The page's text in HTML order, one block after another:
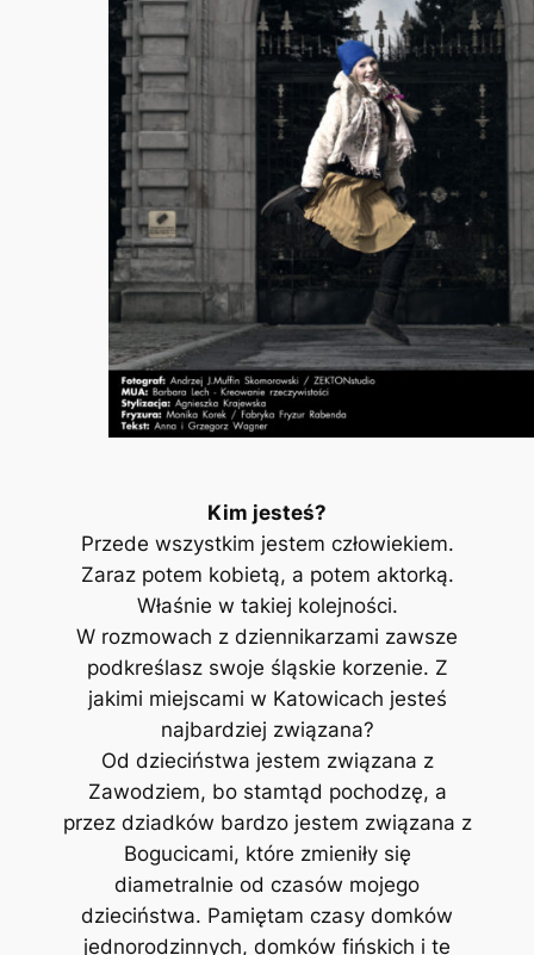
Kim jesteś?
Przede wszystkim jestem człowiekiem.
Zaraz potem kobietą, a potem aktorką.
Właśnie w takiej kolejności.
W rozmowach z dziennikarzami zawsze
podkreślasz swoje śląskie korzenie. Z
jakimi miejscami w Katowicach jesteś
najbardziej związana?
Od dzieciństwa jestem związana z
Zawodziem, bo stamtąd pochodzę, a
przez dziadków bardzo jestem związana z
Bogucicami, które zmieniły się
diametralnie od czasów mojego
dzieciństwa. Pamiętam czasy domków
jednorodzinnych, domków fińskich i te